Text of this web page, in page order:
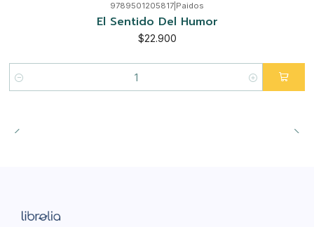
9789501205817 Paidos
El Sentido Del Humor
$22.900
Cantidad